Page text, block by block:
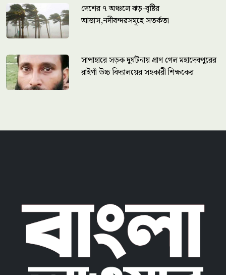
দেশের ৭ অঞ্চলে ঝড়-বৃষ্টির
আভাস,নদীবন্দরসমূহে সতর্কতা
সাপাহারে সড়ক দুর্ঘটনায় প্রাণ গেল মহাদেবপুরের
রাইগাঁ উচ্চ বিদ্যালয়ের সহকারী শিক্ষকের